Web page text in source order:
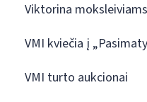
Viktorina moksleiviams
VMI kviečia į
VMI turto aukcionai